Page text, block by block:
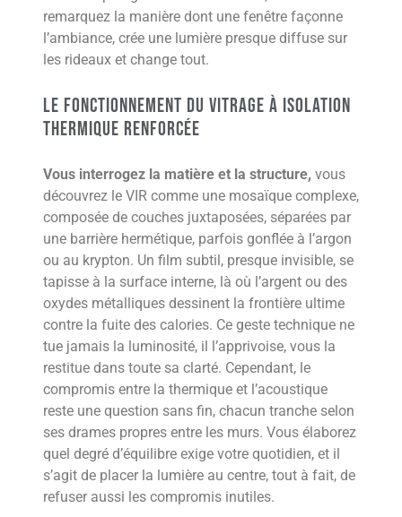
remarquez la manière dont une fenêtre façonne
l’ambiance, crée une lumière presque diffuse sur
les rideaux et change tout.
Le fonctionnement du vitrage à isolation
thermique renforcée
Vous interrogez la matière et la structure, vous
découvrez le VIR comme une mosaïque complexe,
composée de couches juxtaposées, séparées par
une barrière hermétique, parfois gonflée à l’argon
ou au krypton. Un film subtil, presque invisible, se
tapisse à la surface interne, là où l’argent ou des
oxydes métalliques dessinent la frontière ultime
contre la fuite des calories. Ce geste technique ne
tue jamais la luminosité, il l’apprivoise, vous la
restitue dans toute sa clarté. Cependant, le
compromis entre la thermique et l’acoustique
reste une question sans fin, chacun tranche selon
ses drames propres entre les murs. Vous élaborez
quel degré d’équilibre exige votre quotidien, et il
s’agit de placer la lumière au centre, tout à fait, de
refuser aussi les compromis inutiles.